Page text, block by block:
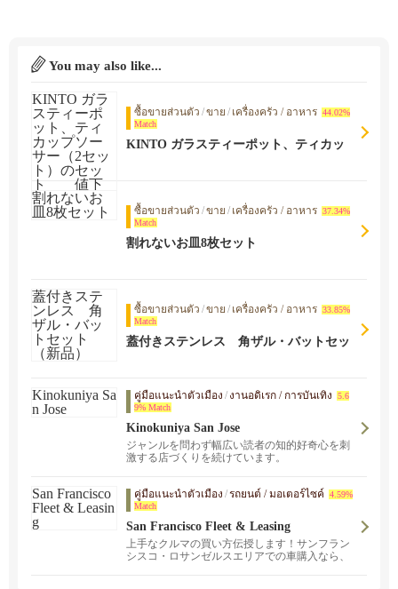
You may also like...
ซื้อขายส่วนตัว /ขาย / เครื่องครัว / อาหาร 44.02%
Match
KINTO ガラスティーポット、ティカッ
ซื้อขายส่วนตัว /ขาย / เครื่องครัว / อาหาร 37.34%
Match
割れないお皿8枚セット
ซื้อขายส่วนตัว /ขาย / เครื่องครัว / อาหาร 33.85%
Match
蓋付きステンレス 角ザル・バットセッ
คู่มือแนะนำตัวเมือง / งานอดิเรก / การบันเทิง
5.6
9% Match
Kinokuniya San Jose
ジャンルを問わず幅広い読者の知的好奇心を刺
激する店づくりを続けています。
คู่มือแนะนำตัวเมือง /รถยนต์ / มอเตอร์ไซค์
4.59%
Match
San Francisco Fleet & Leasing
上手なクルマの買い方伝授します！サンフラン
シスコ・ロサンゼルスエリアでの車購入なら、